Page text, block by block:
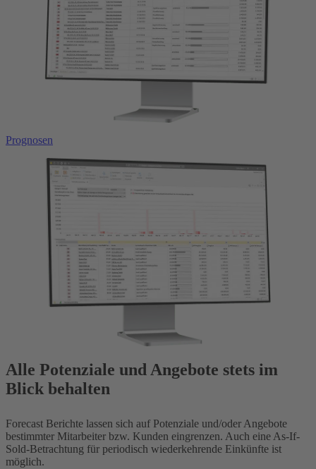
Prognosen
Alle Potenziale und Angebote stets im
Blick behalten
Forecast Berichte lassen sich auf Potenziale und/oder Angebote
bestimmter Mitarbeiter bzw. Kunden eingrenzen. Auch eine As-If-
Sold-Betrachtung für periodisch wiederkehrende Einkünfte ist
möglich.